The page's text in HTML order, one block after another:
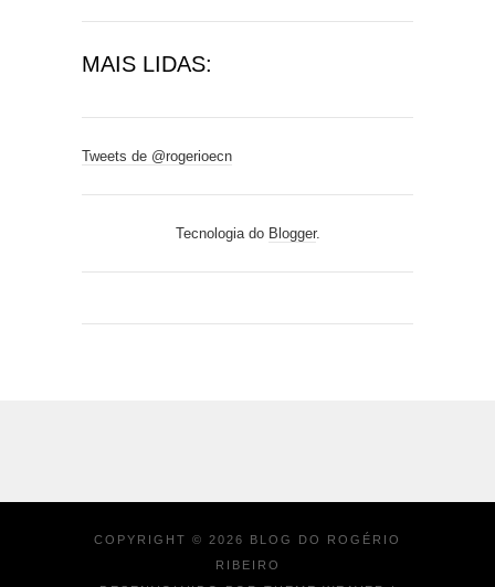
MAIS LIDAS:
Tweets de @rogerioecn
Tecnologia do Blogger.
COPYRIGHT © 2026 BLOG DO ROGÉRIO
RIBEIRO